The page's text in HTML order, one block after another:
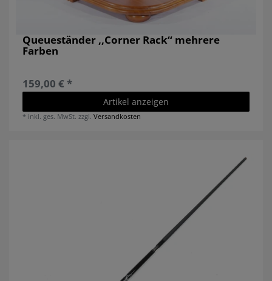
Queueständer ,,Corner Rack‘‘ mehrere
Farben
159,00 € *
Artikel anzeigen
* inkl. ges. MwSt. zzgl.Versandkosten